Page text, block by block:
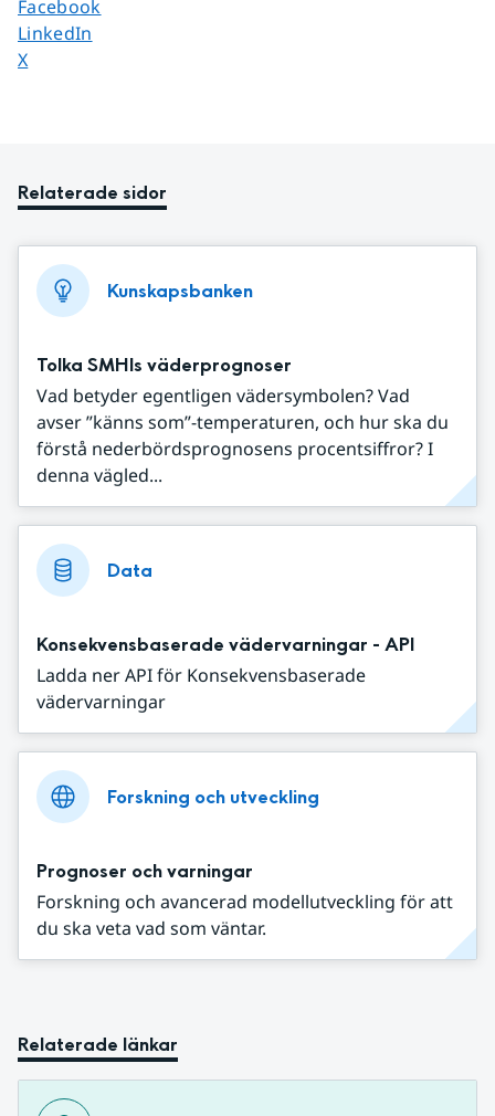
Dela sidan på
Facebook
Dela sidan på
LinkedIn
Dela sidan på
X
Relaterade sidor
Kunskapsbanken
Tolka SMHIs väderprognoser
Vad betyder egentligen vädersymbolen? Vad
avser ”känns som”-temperaturen, och hur ska du
förstå nederbördsprognosens procentsiffror? I
denna vägled...
Data
Konsekvensbaserade vädervarningar - API
Ladda ner API för Konsekvensbaserade
vädervarningar
Forskning och utveckling
Prognoser och varningar
Forskning och avancerad modellutveckling för att
du ska veta vad som väntar.
Relaterade länkar